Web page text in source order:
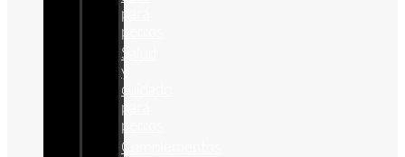
para
perros
Salud
y
cuidado
para
perros
Complementos